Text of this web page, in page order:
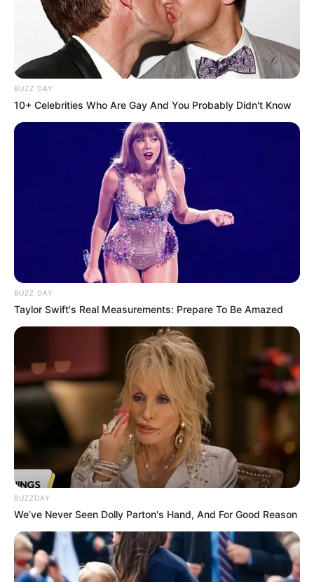
BUZZ DAY
10+ Celebrities Who Are Gay And You Probably Didn't Know
BUZZ DAY
Taylor Swift's Real Measurements: Prepare To Be Amazed
BUZZDAY
We’ve Never Seen Dolly Parton's Hand, And For Good Reason